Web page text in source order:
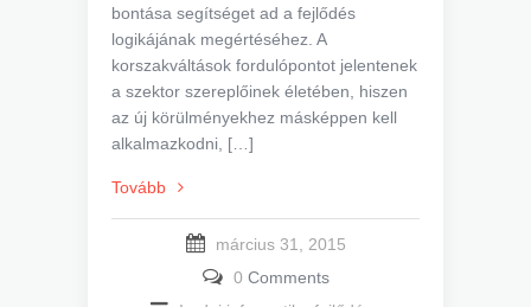
bontása segítséget ad a fejlődés
logikájának megértéséhez. A
korszakváltások fordulópontot jelentenek
a szektor szereplőinek életében, hiszen
az új körülményekhez másképpen kell
alkalmazkodni, […]
Tovább
március 31, 2015
0 Comments